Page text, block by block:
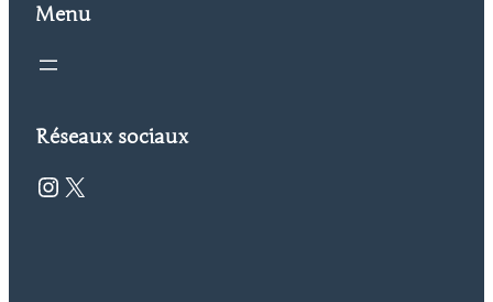
Menu
Réseaux sociaux
Instagram X